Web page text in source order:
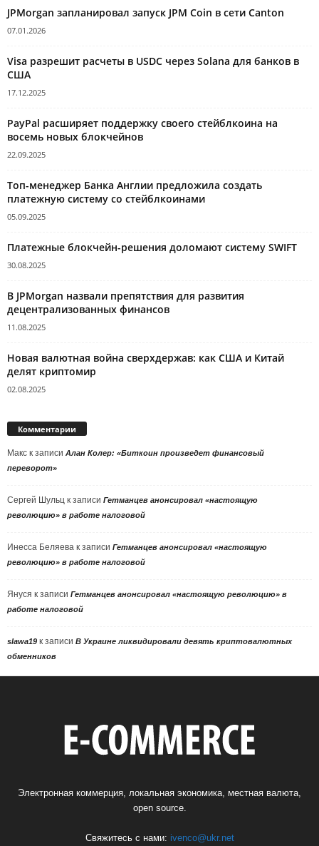
JPMorgan запланировал запуск JPM Coin в сети Canton
07.01.2026
Visa разрешит расчеты в USDC через Solana для банков в
США
17.12.2025
PayPal расширяет поддержку своего стейблкоина на
восемь новых блокчейнов
22.09.2025
Топ-менеджер Банка Англии предложила создать
платежную систему со стейблкоинами
05.09.2025
Платежные блокчейн-решения доломают систему SWIFT
30.08.2025
В JPMorgan назвали препятствия для развития
децентрализованных финансов
11.08.2025
Новая валютная война сверхдержав: как США и Китай
делят криптомир
02.08.2025
Комментарии
Макс к записи Алан Колер: «Биткоин произведет финансовый
переворот»
Сергей Шульц к записи Гетманцев анонсировал «настоящую
революцию» в работе налоговой
Инесса Беляева к записи Гетманцев анонсировал «настоящую
революцию» в работе налоговой
Януся к записи Гетманцев анонсировал «настоящую революцию» в
работе налоговой
slawa19 к записи В Украине ликвидировали девять криптовалютных
обменников
Электронная коммерция, локальная экономика, местная валюта,
open source.
Свяжитесь с нами: ivenco@ukr.net